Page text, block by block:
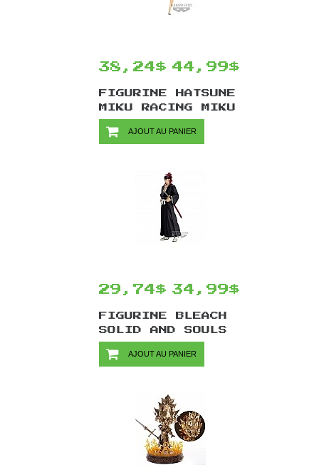
38,24$ 44,99$
FIGURINE HATSUNE
MIKU RACING MIKU
2022 PAR
BANPRESTO -
AJOUT AU PANIER
29,74$ 34,99$
FIGURINE BLEACH
SOLID AND SOULS
PAR BANPRESTO -
RENJI ABARAI 18
AJOUT AU PANIER